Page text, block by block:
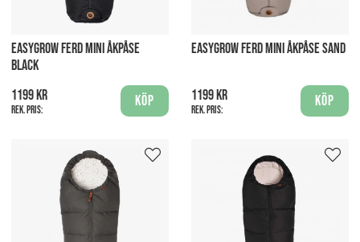
EASYGROW FERD MINI ÅKPÅSE
BLACK
1199 kr
Rek. pris:
Köp
EASYGROW FERD MINI ÅKPÅSE SAND
1199 kr
Rek. pris:
Köp